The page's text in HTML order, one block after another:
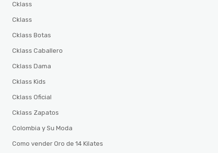
Cklass
Cklass
Cklass Botas
Cklass Caballero
Cklass Dama
Cklass Kids
Cklass Oficial
Cklass Zapatos
Colombia y Su Moda
Como vender Oro de 14 Kilates